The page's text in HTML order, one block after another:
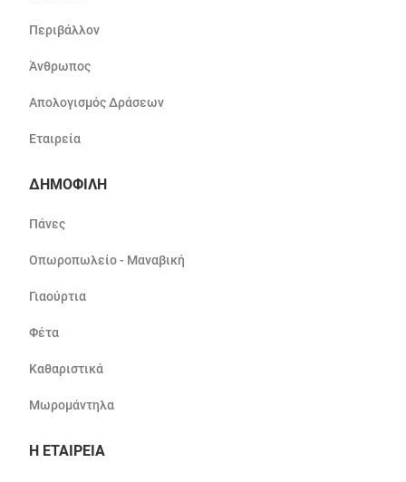
Περιβάλλον
Άνθρωπος
Απολογισμός Δράσεων
Εταιρεία
ΔΗΜΟΦΙΛΗ
Πάνες
Οπωροπωλείο - Μαναβική
Γιαούρτια
Φέτα
Καθαριστικά
Μωρομάντηλα
Η ΕΤΑΙΡΕΙΑ